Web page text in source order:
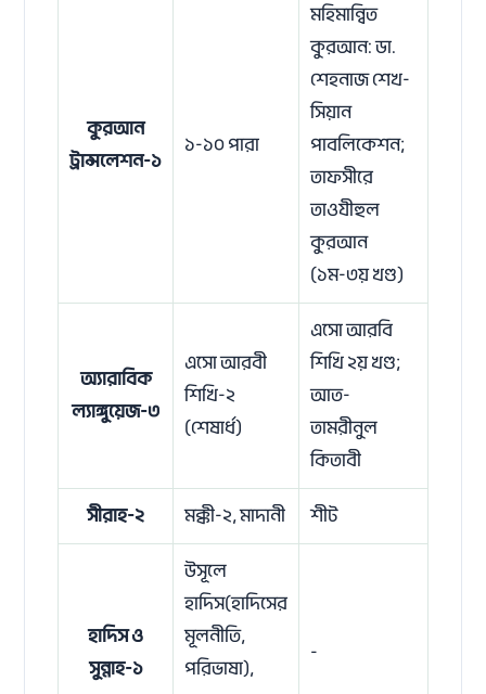
কুরআন
ট্রান্সলেশন-১
১-১০ পারা
মহিমান্বিত
কুরআন: ডা.
শেহনাজ শেখ-
সিয়ান
পাবলিকেশন;
তাফসীরে
তাওযীহুল
কুরআন
(১ম-৩য় খণ্ড)
অ্যারাবিক
ল্যাঙ্গুয়েজ-৩
এসো আরবী
শিখি-২
(শেষার্ধ)
এসো আরবি
শিখি ২য় খণ্ড;
আত-
তামরীনুল
কিতাবী
সীরাহ-২ মক্কী-২, মাদানী শীট
হাদিস ও
সুন্নাহ-১
উসূলে
হাদিস(হাদিসের
মূলনীতি,
পরিভাষা),
-